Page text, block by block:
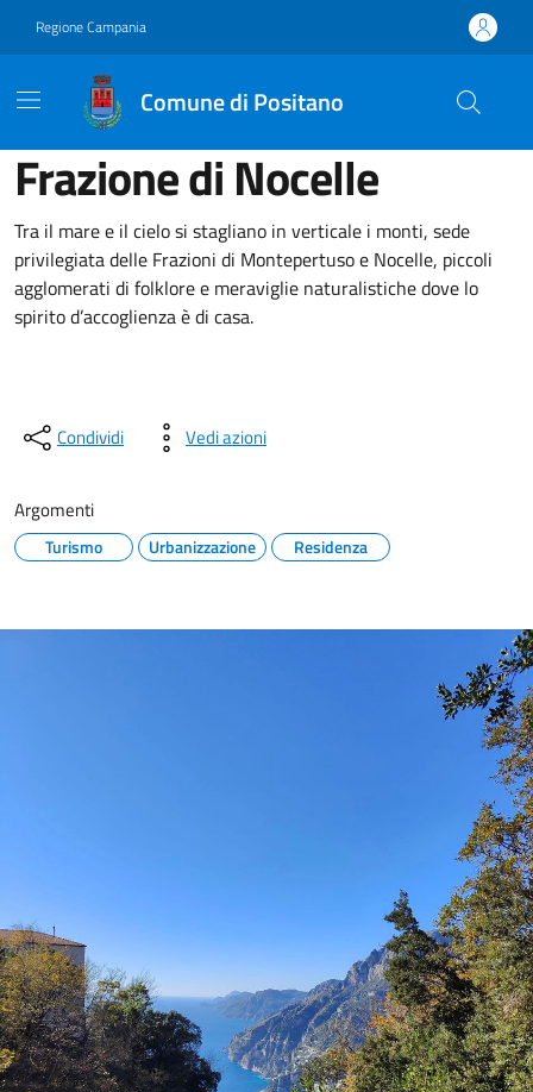
Regione Campania
Comune di Positano
Frazione di Nocelle
Tra il mare e il cielo si stagliano in verticale i monti, sede
privilegiata delle Frazioni di Montepertuso e Nocelle, piccoli
agglomerati di folklore e meraviglie naturalistiche dove lo
spirito d’accoglienza è di casa.
Condividi Vedi azioni
Argomenti
Turismo Urbanizzazione Residenza